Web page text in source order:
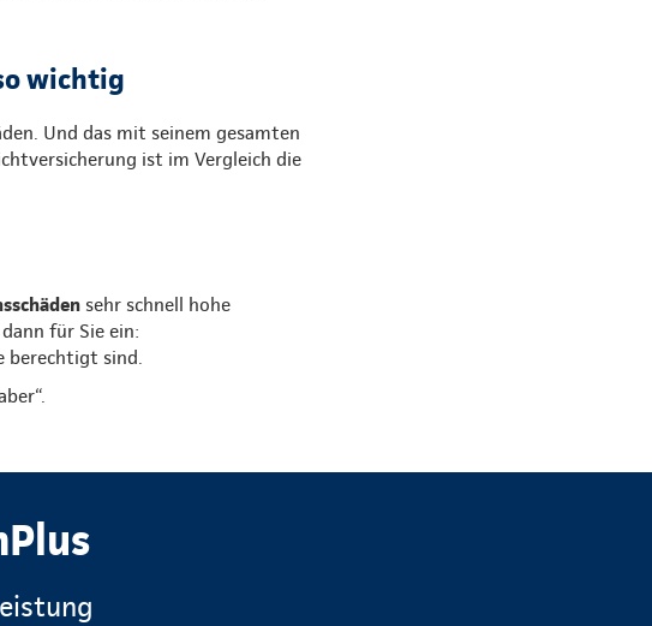
wichtig
Und das mit seinem gesamten
ist im Vergleich die
sehr schnell hohe
für Sie ein:
berechtigt sind.